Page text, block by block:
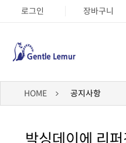
로그인 장바구니
HOME 공지사항